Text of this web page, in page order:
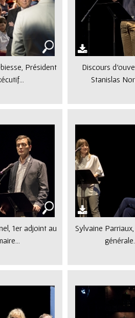
Président
Discours
Stanislas
1er adjoint au
Sylvaine
générale...